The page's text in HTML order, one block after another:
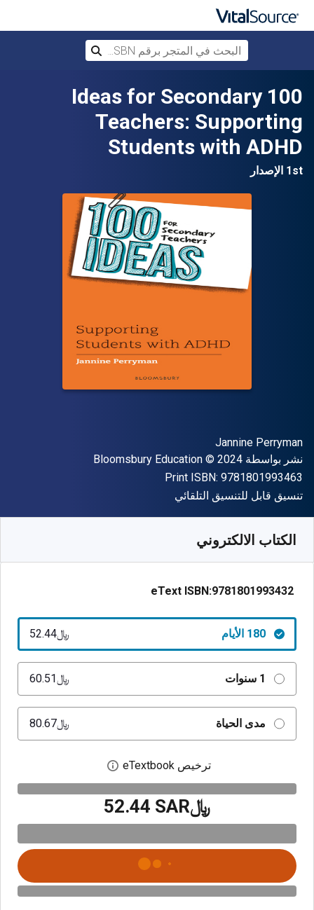
تخطي إلى المحتوى الرئيسي
100 Ideas for Secondary
Teachers: Supporting
Students with ADHD
1st الإصدار
المؤلف (المؤلفون)
Jannine Perryman
الناشر
نشر بواسطة Bloomsbury Education
حقوق الطبع والنشر © 2024
Print ISBN: 9781801993463
شكل
تنسيق قابل للتنسيق التلقائي
الكتاب الالكتروني
eText ISBN:9781801993432
180 الأيام ﷼‎52.44
1 سنوات ﷼‎60.51
مدى الحياة ﷼‎80.67
ترخيص eTextbook افتح مربع حوار
﷼‎52.44 SAR